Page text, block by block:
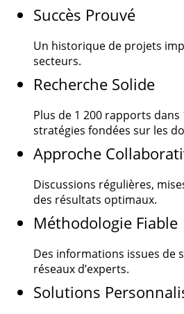
Succès Prouvé
Un historique de projets
secteurs.
Recherche Solide
Plus de 1 200 rapports dans
stratégies fondées sur les
Approche
Discussions régulières,
des résultats optimaux.
Méthodologie Fiable
Des informations issues de
réseaux d’experts.
Solutions